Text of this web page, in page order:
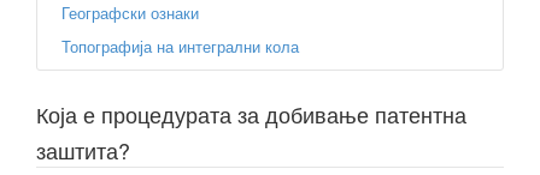
Географски ознаки
Топографија на интегрални кола
Која е процедурата за добивање патентна
заштита?